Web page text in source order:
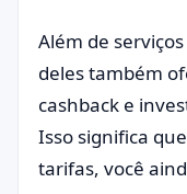
Além de
deles também
cashback e
Isso significa
tarifas, você